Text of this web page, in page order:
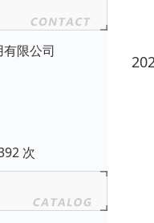
限公司
次